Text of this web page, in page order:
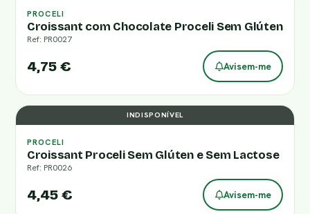
PROCELI
Croissant com Chocolate Proceli Sem Glúten
Ref: PR0027
4,75 € Avisem-me
INDISPONÍVEL
PROCELI
Croissant Proceli Sem Glúten e Sem Lactose
Ref: PR0026
4,45 € Avisem-me